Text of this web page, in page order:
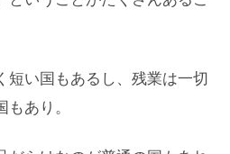
短い国もあるし、残業は一切
あり。